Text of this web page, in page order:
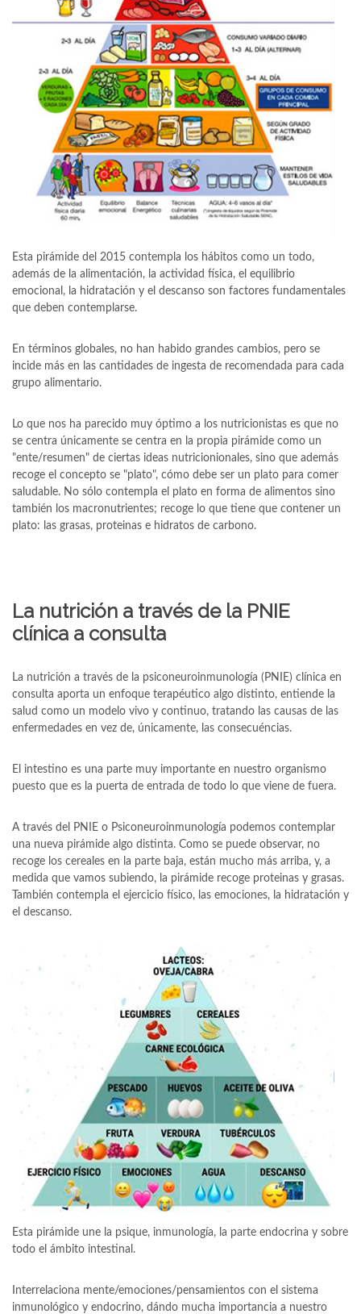
Esta pirámide del 2015 contempla los hábitos como un todo,
además de la alimentación, la actividad física, el equilibrio
emocional, la hidratación y el descanso son factores fundamentales
que deben contemplarse.
En términos globales, no han habido grandes cambios, pero se
incide más en las cantidades de ingesta de recomendada para cada
grupo alimentario.
Lo que nos ha parecido muy óptimo a los nutricionistas es que no
se centra únicamente se centra en la propia pirámide como un
"ente/resumen" de ciertas ideas nutricionionales, sino que además
recoge el concepto se "plato", cómo debe ser un plato para comer
saludable. No sólo contempla el plato en forma de alimentos sino
también los macronutrientes; recoge lo que tiene que contener un
plato: las grasas, proteinas e hidratos de carbono.
La nutrición a través de la PNIE
clínica a consulta
La nutrición a través de la psiconeuroinmunología (PNIE) clínica en
consulta aporta un enfoque terapéutico algo distinto, entiende la
salud como un modelo vivo y continuo, tratando las causas de las
enfermedades en vez de, únicamente, las consecuéncias.
El intestino es una parte muy importante en nuestro organismo
puesto que es la puerta de entrada de todo lo que viene de fuera.
A través del PNIE o Psiconeuroinmunología podemos contemplar
una nueva pirámide algo distinta. Como se puede observar, no
recoge los cereales en la parte baja, están mucho más arriba, y, a
medida que vamos subiendo, la pirámide recoge proteinas y grasas.
También contempla el ejercicio físico, las emociones, la hidratación y
el descanso.
Esta pirámide une la psique, inmunología, la parte endocrina y sobre
todo el ámbito intestinal.
Interrelaciona mente/emociones/pensamientos con el sistema
inmunológico y endocrino, dándo mucha importancia a nuestro